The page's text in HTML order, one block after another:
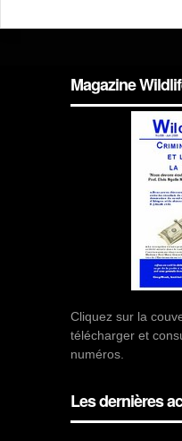
Magazine
Cliquez sur la
télécharger et
numéros.
Les dernières